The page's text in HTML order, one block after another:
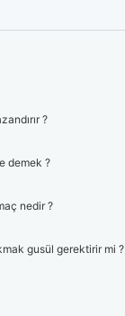
?
demek ?
nedir ?
gusül gerektirir mi ?